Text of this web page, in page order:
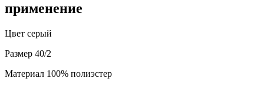
применение
Цвет серый
Размер 40/2
Материал 100% полиэстер